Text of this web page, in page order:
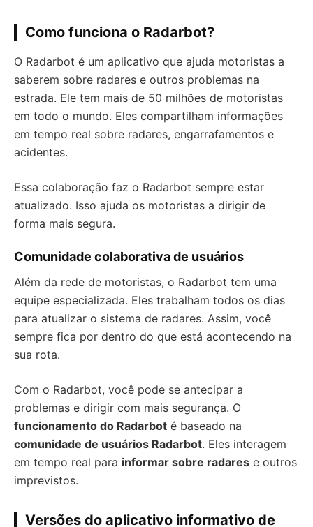
Como funciona o Radarbot?
O Radarbot é um aplicativo que ajuda motoristas a
saberem sobre radares e outros problemas na
estrada. Ele tem mais de 50 milhões de motoristas
em todo o mundo. Eles compartilham informações
em tempo real sobre radares, engarrafamentos e
acidentes.
Essa colaboração faz o Radarbot sempre estar
atualizado. Isso ajuda os motoristas a dirigir de
forma mais segura.
Comunidade colaborativa de usuários
Além da rede de motoristas, o Radarbot tem uma
equipe especializada. Eles trabalham todos os dias
para atualizar o sistema de radares. Assim, você
sempre fica por dentro do que está acontecendo na
sua rota.
Com o Radarbot, você pode se antecipar a
problemas e dirigir com mais segurança. O
funcionamento do Radarbot é baseado na
comunidade de usuários Radarbot. Eles interagem
em tempo real para informar sobre radares e outros
imprevistos.
Versões do aplicativo informativo de